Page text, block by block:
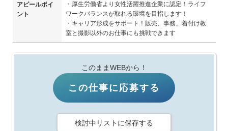
アピールポイ
ント
・厚生労働省より女性活躍推進企業に認定！ライフ
ワークバランスが取れる環境を目指します！
・キャリア形成をサポート！販売、事務、着付け教
室と撮影以外のお仕事にも挑戦できます
このままWEBから！
この仕事に応募する
検討中リストに保存する